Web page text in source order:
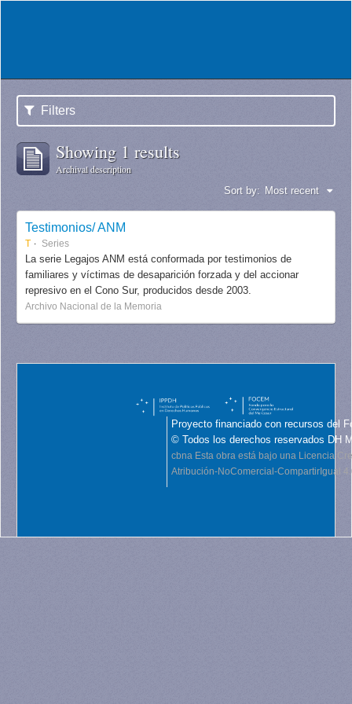
Filters
Showing 1 results
Archival description
Sort by: Most recent
Testimonios/ ANM
T Series
La serie Legajos ANM está conformada por testimonios de
familiares y víctimas de desaparición forzada y del accionar
represivo en el Cono Sur, producidos desde 2003.
Archivo Nacional de la Memoria
Proyecto financiado con recursos del
© Todos los derechos reservados DH
cbna Esta obra está bajo una Licencia
Atribución-NoComercial-CompartirIgual